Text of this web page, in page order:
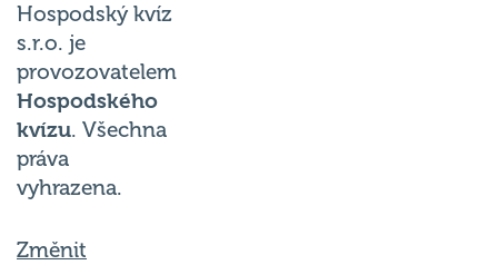
Hospodský kvíz
s.r.o. je
provozovatelem
Hospodského
kvízu. Všechna
práva
vyhrazena.
Změnit